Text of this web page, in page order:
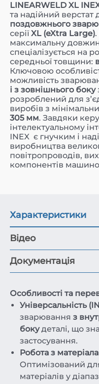
LINEARWELD XL
та надійний верстат
поздовжнього
серії XL (eXtra Large)
максимальну
спеціалізується на
середньої товщини:
Ключовою
можливість
і з зовнішнього боку
розроблений для
виробів з
305 мм. Завдяки
інтелектуальному
INEX є гнучким і
виробництва
повітропроводів,
компонентів
Характеристики
Відео
Документація
Особливості та
Універсальність
зварювання з
бокудеталі, що
застосування.
Робота з
Оптимізований
матеріалів у